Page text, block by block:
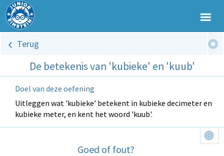
Terug
De betekenis van 'kubieke' en 'kuub'
Doel van deze oefening
Uitleggen wat 'kubieke' betekent in kubieke decimeter en
kubieke meter, en kent het woord 'kuub'.
Goed of fout?